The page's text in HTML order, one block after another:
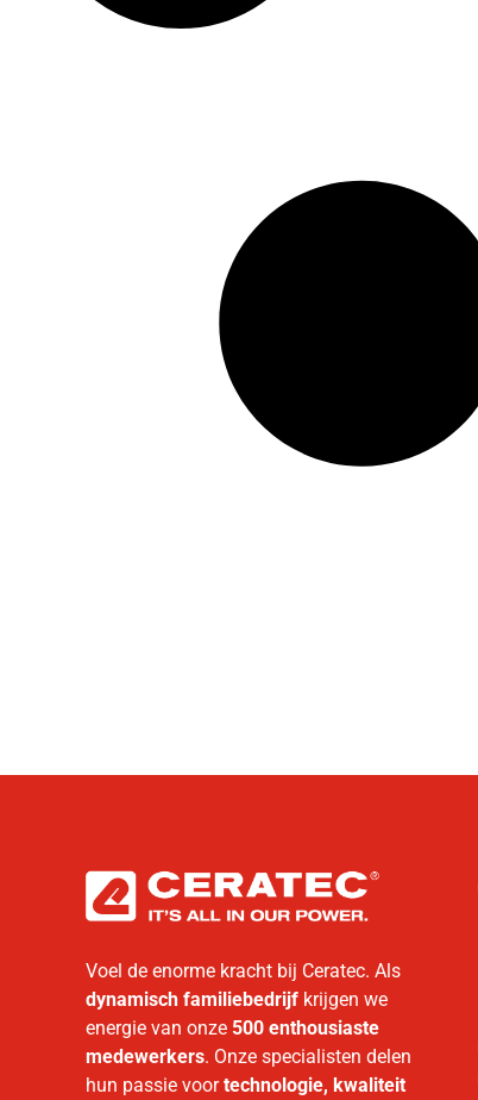
Voel de enorme kracht bij Ceratec. Als
dynamisch familiebedrijf krijgen we
energie van onze 500 enthousiaste
medewerkers. Onze specialisten delen
hun passie voortechnologie, kwaliteit